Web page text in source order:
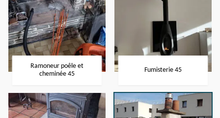
Ramoneur poêle et
cheminée 45
Fumisterie 45